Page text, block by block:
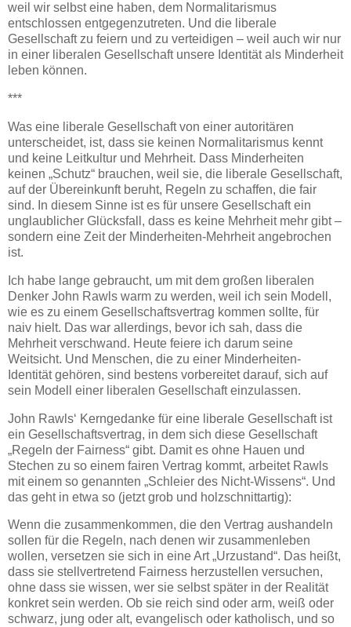
weil wir selbst eine haben, dem Normalitarismus
entschlossen entgegenzutreten. Und die liberale
Gesellschaft zu feiern und zu verteidigen – weil auch wir nur
in einer liberalen Gesellschaft unsere Identität als Minderheit
leben können.
***
Was eine liberale Gesellschaft von einer autoritären
unterscheidet, ist, dass sie keinen Normalitarismus kennt
und keine Leitkultur und Mehrheit. Dass Minderheiten
keinen „Schutz“ brauchen, weil sie, die liberale Gesellschaft,
auf der Übereinkunft beruht, Regeln zu schaffen, die fair
sind. In diesem Sinne ist es für unsere Gesellschaft ein
unglaublicher Glücksfall, dass es keine Mehrheit mehr gibt –
sondern eine Zeit der Minderheiten-Mehrheit angebrochen
ist.
Ich habe lange gebraucht, um mit dem großen liberalen
Denker John Rawls warm zu werden, weil ich sein Modell,
wie es zu einem Gesellschaftsvertrag kommen sollte, für
naiv hielt. Das war allerdings, bevor ich sah, dass die
Mehrheit verschwand. Heute feiere ich darum seine
Weitsicht. Und Menschen, die zu einer Minderheiten-
Identität gehören, sind bestens vorbereitet darauf, sich auf
sein Modell einer liberalen Gesellschaft einzulassen.
John Rawls‘ Kerngedanke für eine liberale Gesellschaft ist
ein Gesellschaftsvertrag, in dem sich diese Gesellschaft
„Regeln der Fairness“ gibt. Damit es ohne Hauen und
Stechen zu so einem fairen Vertrag kommt, arbeitet Rawls
mit einem so genannten „Schleier des Nicht-Wissens“. Und
das geht in etwa so (jetzt grob und holzschnittartig):
Wenn die zusammenkommen, die den Vertrag aushandeln
sollen für die Regeln, nach denen wir zusammenleben
wollen, versetzen sie sich in eine Art „Urzustand“. Das heißt,
dass sie stellvertretend Fairness herzustellen versuchen,
ohne dass sie wissen, wer sie selbst später in der Realität
konkret sein werden. Ob sie reich sind oder arm, weiß oder
schwarz, jung oder alt, evangelisch oder katholisch, und so